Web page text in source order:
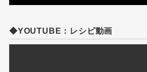
◆YOUTUBE：レシピ動画